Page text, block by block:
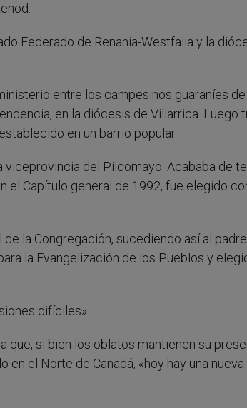
Federado de Renania-Westfalia y la
entre los campesinos guaraníes
en la diócesis de Villarrica. Luego
en un barrio popular.
viceprovincia del Pilcomayo. Acababa de
el Capítulo general de 1992, fue elegido
la Congregación, sucediendo así al padre
la Evangelización de los Pueblos y
difíciles».
que, si bien los oblatos mantienen su
el Norte de Canadá, «hoy hay una nueva